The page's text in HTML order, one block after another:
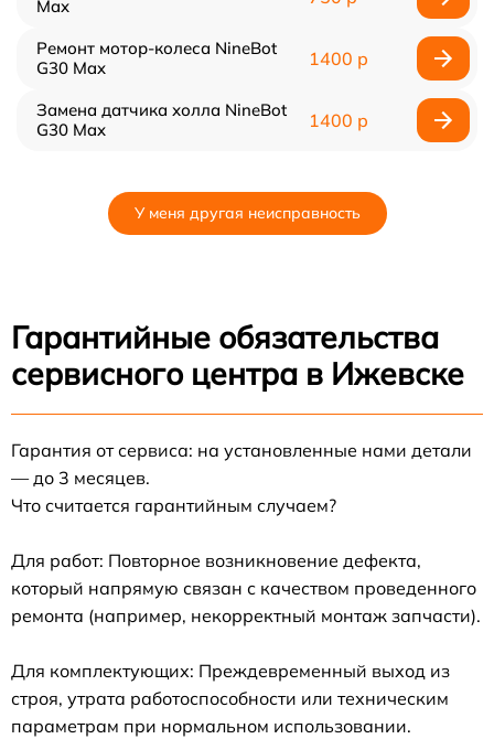
Max
Ремонт мотор-колеса NineBot
G30 Max
1400 р
Замена датчика холла NineBot
G30 Max
1400 р
У меня другая неисправность
Гарантийные обязательства
сервисного центра в Ижевске
Гарантия от сервиса: на установленные нами детали
— до 3 месяцев.
Что считается гарантийным случаем?
Для работ: Повторное возникновение дефекта,
который напрямую связан с качеством проведенного
ремонта (например, некорректный монтаж запчасти).
Для комплектующих: Преждевременный выход из
строя, утрата работоспособности или техническим
параметрам при нормальном использовании.